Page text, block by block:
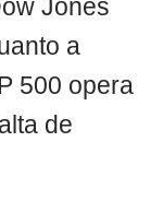
Jones
a
500 opera
de